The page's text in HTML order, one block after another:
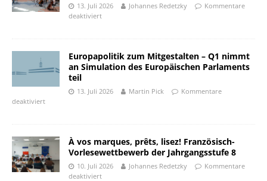
13. Juli 2026 Johannes Redetzky
Kommentare
deaktiviert
Europapolitik zum Mitgestalten – Q1 nimmt
an Simulation des Europäischen Parlaments
teil
13. Juli 2026 Martin Pick
Kommentare
deaktiviert
À vos marques, prêts, lisez! Französisch-
Vorlesewettbewerb der Jahrgangsstufe 8
10. Juli 2026 Johannes Redetzky
Kommentare
deaktiviert